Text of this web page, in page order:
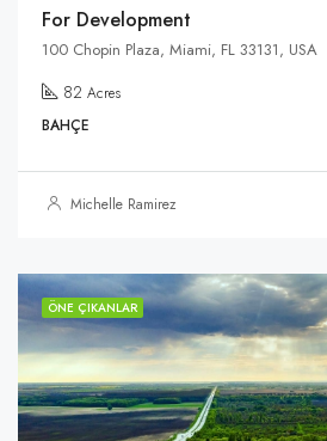
For Development
100 Chopin Plaza, Miami, FL 33131, USA
82 Acres
BAHÇE
Michelle Ramirez
ÖNE ÇIKANLAR